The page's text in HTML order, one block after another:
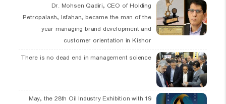
Dr. Mohsen Qadiri, CEO of Holding
Petropalash, Isfahan, became the man of the
year managing brand development and
customer orientation in Kishor
There is no dead end in management science
19 May, the 28th Oil Industry Exhibition with